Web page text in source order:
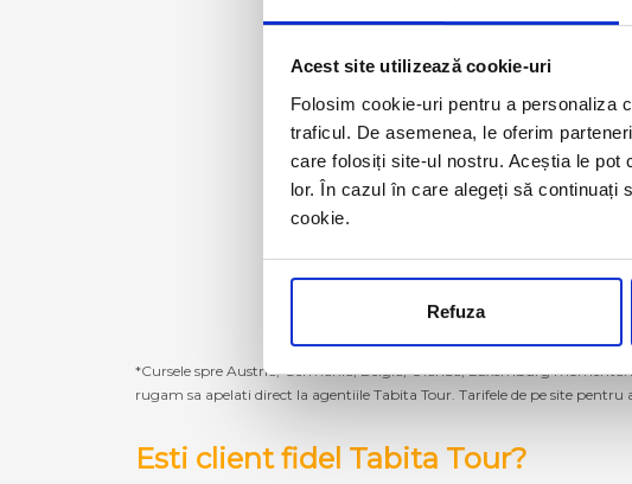
Acest site utilizează cookie-uri
Folosim cookie-uri pentru a personaliza
traficul. De asemenea, le oferim
care folosiți site-ul nostru. Aceștia le
lor. În cazul în care alegeți să continuați
cookie.
Refuza
*Cursele spre Austria, Germania, Belgia, Olanda, Luxemburg
rugam sa apelati direct la agentiile Tabita Tour. Tarifele de pe site
Esti client fidel Tabita Tour?